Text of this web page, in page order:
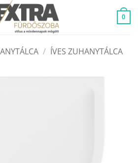
0
/ ÍVES ZUHANYTÁLCA